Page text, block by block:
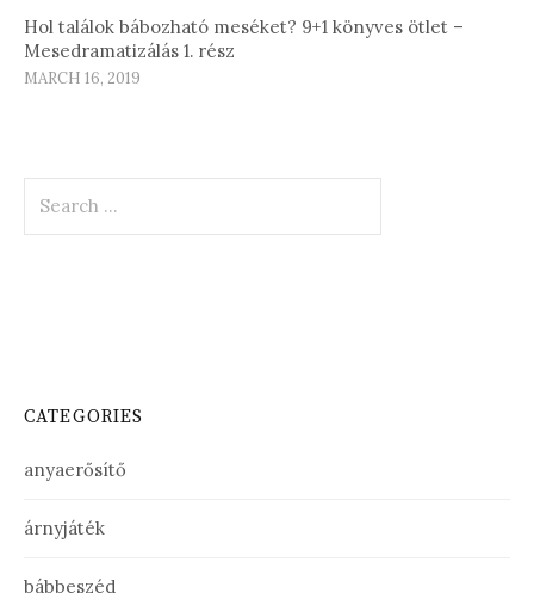
Hol találok bábozható meséket? 9+1 könyves ötlet –
Mesedramatizálás 1. rész
MARCH 16, 2019
for:
CATEGORIES
anyaerősítő
árnyjáték
bábbeszéd